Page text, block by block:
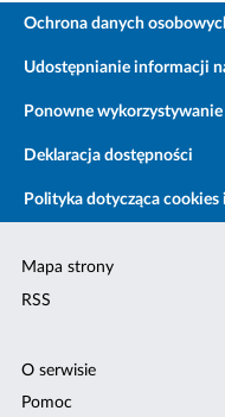
Ochrona danych
Udostępnianie informacji
Ponowne
Deklaracja dostępności
Polityka dotycząca
Mapa strony
RSS
O serwisie
Pomoc